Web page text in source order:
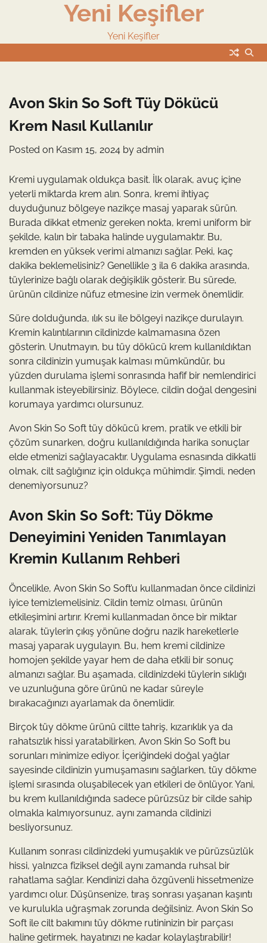
Yeni Keşifler
Yeni Keşifler
Avon Skin So Soft Tüy Dökücü
Krem Nasıl Kullanılır
Posted on Kasım 15, 2024 by admin
Kremi uygulamak oldukça basit. İlk olarak, avuç içine
yeterli miktarda krem alın. Sonra, kremi ihtiyaç
duyduğunuz bölgeye nazikçe masaj yaparak sürün.
Burada dikkat etmeniz gereken nokta, kremi uniform bir
şekilde, kalın bir tabaka halinde uygulamaktır. Bu,
kremden en yüksek verimi almanızı sağlar. Peki, kaç
dakika beklemelisiniz? Genellikle 3 ila 6 dakika arasında,
tüylerinize bağlı olarak değişiklik gösterir. Bu sürede,
ürünün cildinize nüfuz etmesine izin vermek önemlidir.
Süre dolduğunda, ılık su ile bölgeyi nazikçe durulayın.
Kremin kalıntılarının cildinizde kalmamasına özen
gösterin. Unutmayın, bu tüy dökücü krem kullanıldıktan
sonra cildinizin yumuşak kalması mümkündür, bu
yüzden durulama işlemi sonrasında hafif bir nemlendirici
kullanmak isteyebilirsiniz. Böylece, cildin doğal dengesini
korumaya yardımcı olursunuz.
Avon Skin So Soft tüy dökücü krem, pratik ve etkili bir
çözüm sunarken, doğru kullanıldığında harika sonuçlar
elde etmenizi sağlayacaktır. Uygulama esnasında dikkatli
olmak, cilt sağlığınız için oldukça mühimdir. Şimdi, neden
denemiyorsunuz?
Avon Skin So Soft: Tüy Dökme
Deneyimini Yeniden Tanımlayan
Kremin Kullanım Rehberi
Öncelikle, Avon Skin So Soft’u kullanmadan önce cildinizi
iyice temizlemelisiniz. Cildin temiz olması, ürünün
etkileşimini artırır. Kremi kullanmadan önce bir miktar
alarak, tüylerin çıkış yönüne doğru nazik hareketlerle
masaj yaparak uygulayın. Bu, hem kremi cildinize
homojen şekilde yayar hem de daha etkili bir sonuç
almanızı sağlar. Bu aşamada, cildinizdeki tüylerin sıklığı
ve uzunluğuna göre ürünü ne kadar süreyle
bırakacağınızı ayarlamak da önemlidir.
Birçok tüy dökme ürünü ciltte tahriş, kızarıklık ya da
rahatsızlık hissi yaratabilirken, Avon Skin So Soft bu
sorunları minimize ediyor. İçeriğindeki doğal yağlar
sayesinde cildinizin yumuşamasını sağlarken, tüy dökme
işlemi sırasında oluşabilecek yan etkileri de önlüyor. Yani,
bu krem kullanıldığında sadece pürüzsüz bir cilde sahip
olmakla kalmıyorsunuz, aynı zamanda cildinizi
besliyorsunuz.
Kullanım sonrası cildinizdeki yumuşaklık ve pürüzsüzlük
hissi, yalnızca fiziksel değil aynı zamanda ruhsal bir
rahatlama sağlar. Kendinizi daha özgüvenli hissetmenize
yardımcı olur. Düşünsenize, tıraş sonrası yaşanan kaşıntı
ve kurulukla uğraşmak zorunda değilsiniz. Avon Skin So
Soft ile cilt bakımını tüy dökme rutininizin bir parçası
haline getirmek, hayatınızı ne kadar kolaylaştırabilir!